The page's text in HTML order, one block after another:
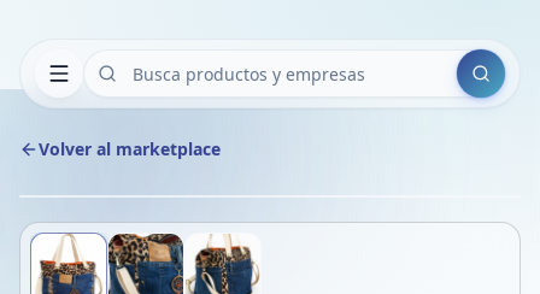
Buscar
Volver al marketplace
1/3